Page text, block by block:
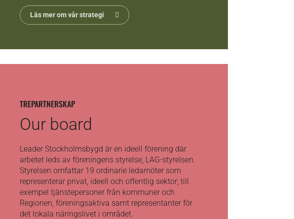
Läs mer om vår strategi
TREPARTNERSKAP
Our board
Leader Stockholmsbygd är en ideell förening där
arbetet leds av föreningens styrelse, LAG-styrelsen.
Styrelsen omfattar 19 ordinarie ledamöter som
representerar privat, ideell och offentlig sektor; till
exempel tjänstepersoner från kommuner och
Regionen, föreningsaktiva samt representanter för
det lokala näringslivet i området.